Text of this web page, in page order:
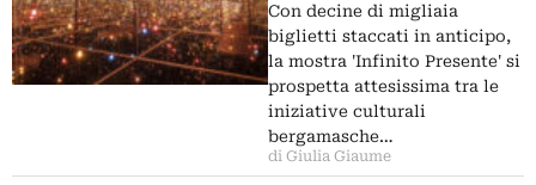
Con decine di migliaia
biglietti staccati in anticipo,
la mostra 'Infinito Presente' si
prospetta attesissima tra le
iniziative culturali
bergamasche…
di Giulia Giaume